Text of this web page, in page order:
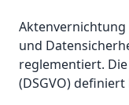
Aktenvernichtung
und
reglementiert.
(DSGVO)